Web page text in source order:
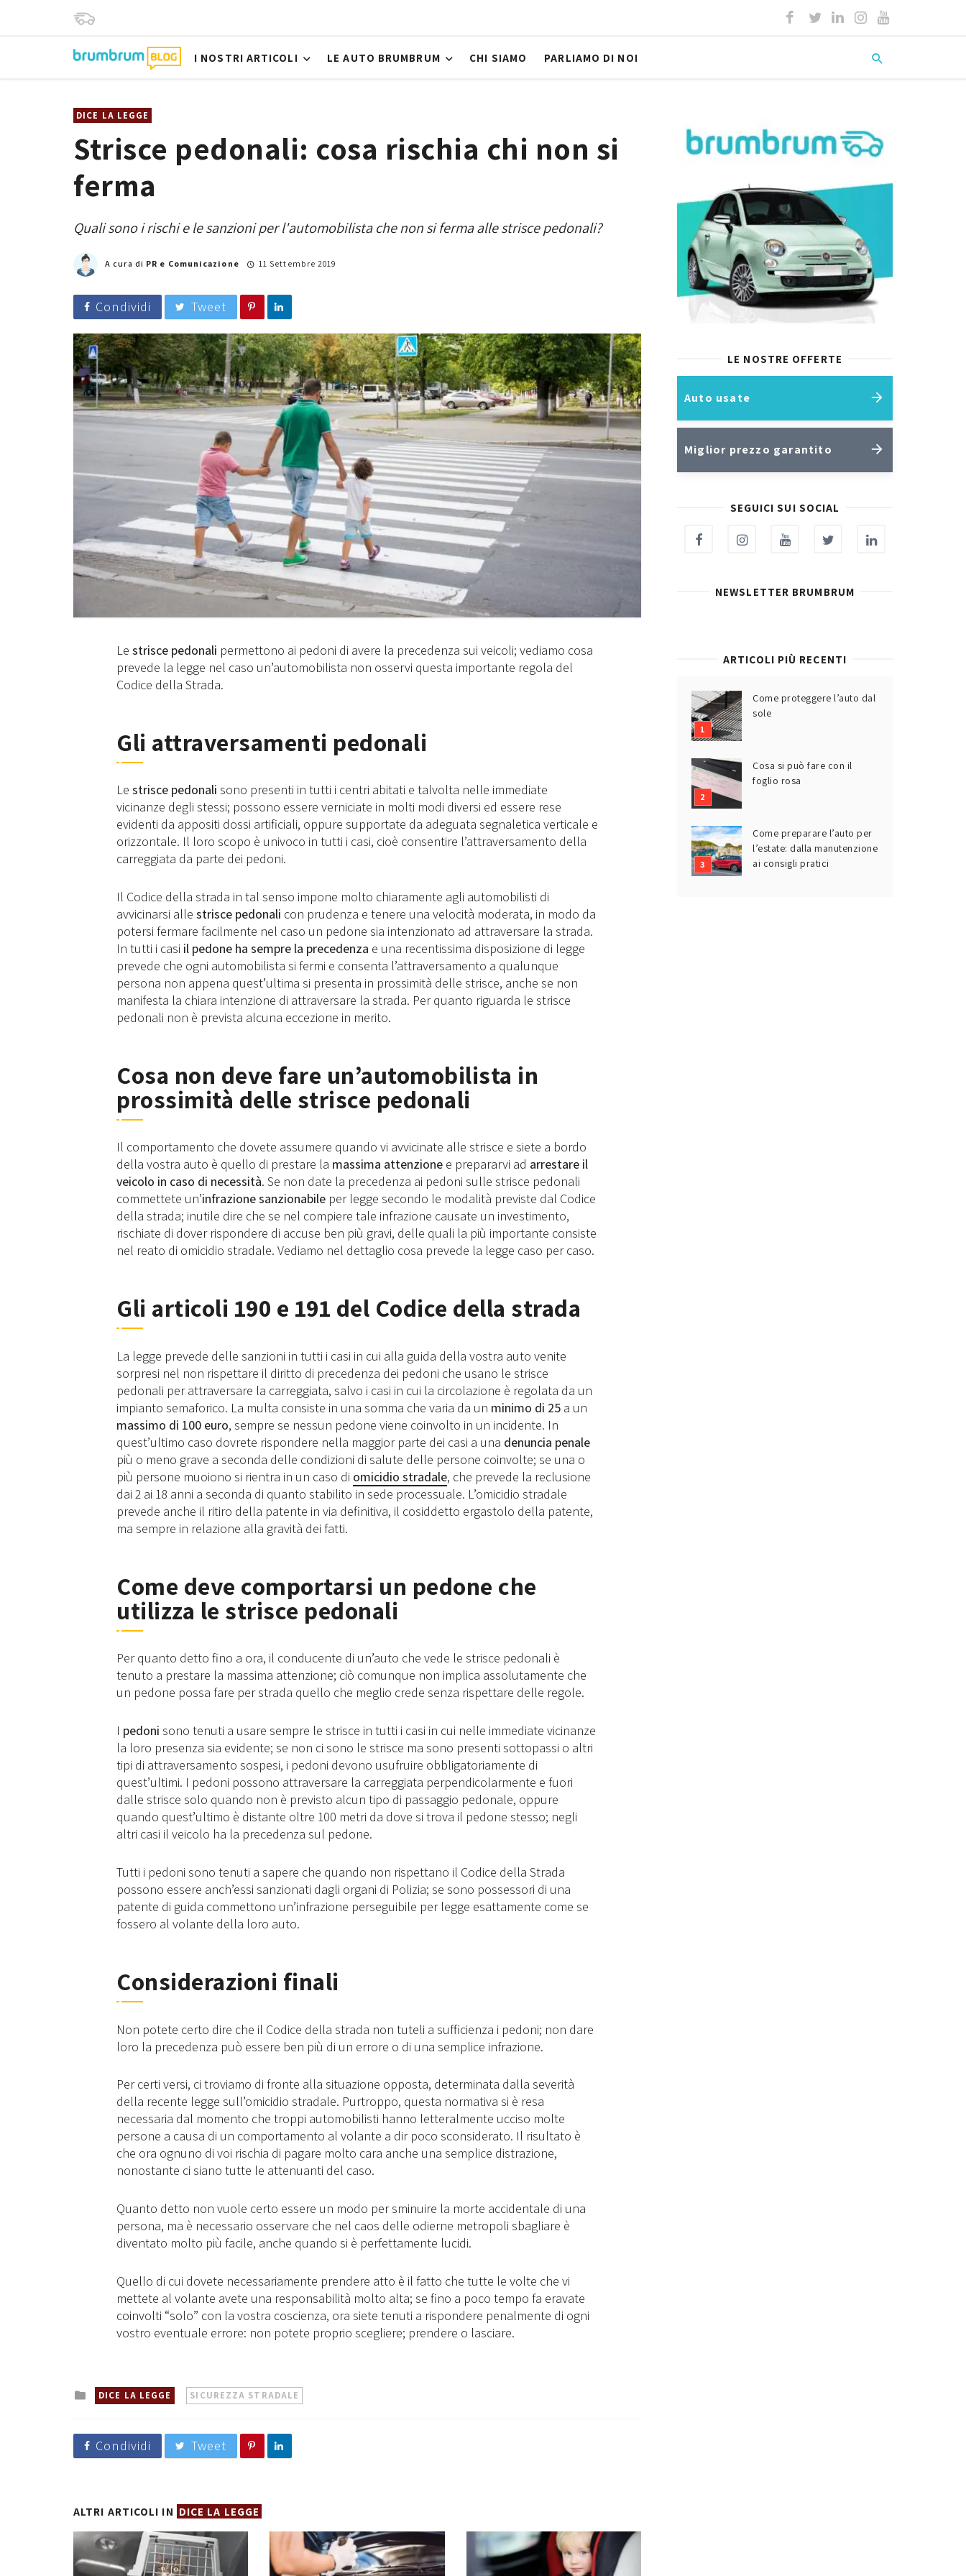
I NOSTRI ARTICOLI LE AUTO BRUMBRUM CHI SIAMO PARLIAMO DI NOI
DICE LA LEGGE
Strisce pedonali: cosa rischia chi non si
ferma
Quali sono i rischi e le sanzioni per l'automobilista che non si ferma alle strisce pedonali?
A cura di PR e Comunicazione 11 Settembre 2019
Condividi Tweet
Le strisce pedonali permettono ai pedoni di avere la precedenza sui veicoli; vediamo cosa
prevede la legge nel caso un’automobilista non osservi questa importante regola del
Codice della Strada.
Gli attraversamenti pedonali
Le strisce pedonali sono presenti in tutti i centri abitati e talvolta nelle immediate
vicinanze degli stessi; possono essere verniciate in molti modi diversi ed essere rese
evidenti da appositi dossi artificiali, oppure supportate da adeguata segnaletica verticale e
orizzontale. Il loro scopo è univoco in tutti i casi, cioè consentire l’attraversamento della
carreggiata da parte dei pedoni.
Il Codice della strada in tal senso impone molto chiaramente agli automobilisti di
avvicinarsi alle strisce pedonali con prudenza e tenere una velocità moderata, in modo da
potersi fermare facilmente nel caso un pedone sia intenzionato ad attraversare la strada.
In tutti i casi il pedone ha sempre la precedenza e una recentissima disposizione di legge
prevede che ogni automobilista si fermi e consenta l’attraversamento a qualunque
persona non appena quest’ultima si presenta in prossimità delle strisce, anche se non
manifesta la chiara intenzione di attraversare la strada. Per quanto riguarda le strisce
pedonali non è prevista alcuna eccezione in merito.
Cosa non deve fare un’automobilista in
prossimità delle strisce pedonali
Il comportamento che dovete assumere quando vi avvicinate alle strisce e siete a bordo
della vostra auto è quello di prestare la massima attenzione e prepararvi ad arrestare il
veicolo in caso di necessità. Se non date la precedenza ai pedoni sulle strisce pedonali
commettete un’infrazione sanzionabile per legge secondo le modalità previste dal Codice
della strada; inutile dire che se nel compiere tale infrazione causate un investimento,
rischiate di dover rispondere di accuse ben più gravi, delle quali la più importante consiste
nel reato di omicidio stradale. Vediamo nel dettaglio cosa prevede la legge caso per caso.
Gli articoli 190 e 191 del Codice della strada
La legge prevede delle sanzioni in tutti i casi in cui alla guida della vostra auto venite
sorpresi nel non rispettare il diritto di precedenza dei pedoni che usano le strisce
pedonali per attraversare la carreggiata, salvo i casi in cui la circolazione è regolata da un
impianto semaforico. La multa consiste in una somma che varia da un minimo di 25 a un
massimo di 100 euro, sempre se nessun pedone viene coinvolto in un incidente. In
quest’ultimo caso dovrete rispondere nella maggior parte dei casi a una denuncia penale
più o meno grave a seconda delle condizioni di salute delle persone coinvolte; se una o
più persone muoiono si rientra in un caso di omicidio stradale, che prevede la reclusione
dai 2 ai 18 anni a seconda di quanto stabilito in sede processuale. L’omicidio stradale
prevede anche il ritiro della patente in via definitiva, il cosiddetto ergastolo della patente,
ma sempre in relazione alla gravità dei fatti.
Come deve comportarsi un pedone che
utilizza le strisce pedonali
Per quanto detto fino a ora, il conducente di un’auto che vede le strisce pedonali è
tenuto a prestare la massima attenzione; ciò comunque non implica assolutamente che
un pedone possa fare per strada quello che meglio crede senza rispettare delle regole.
I pedoni sono tenuti a usare sempre le strisce in tutti i casi in cui nelle immediate vicinanze
la loro presenza sia evidente; se non ci sono le strisce ma sono presenti sottopassi o altri
tipi di attraversamento sospesi, i pedoni devono usufruire obbligatoriamente di
quest’ultimi. I pedoni possono attraversare la carreggiata perpendicolarmente e fuori
dalle strisce solo quando non è previsto alcun tipo di passaggio pedonale, oppure
quando quest’ultimo è distante oltre 100 metri da dove si trova il pedone stesso; negli
altri casi il veicolo ha la precedenza sul pedone.
Tutti i pedoni sono tenuti a sapere che quando non rispettano il Codice della Strada
possono essere anch’essi sanzionati dagli organi di Polizia; se sono possessori di una
patente di guida commettono un’infrazione perseguibile per legge esattamente come se
fossero al volante della loro auto.
Considerazioni finali
Non potete certo dire che il Codice della strada non tuteli a sufficienza i pedoni; non dare
loro la precedenza può essere ben più di un errore o di una semplice infrazione.
Per certi versi, ci troviamo di fronte alla situazione opposta, determinata dalla severità
della recente legge sull’omicidio stradale. Purtroppo, questa normativa si è resa
necessaria dal momento che troppi automobilisti hanno letteralmente ucciso molte
persone a causa di un comportamento al volante a dir poco sconsiderato. Il risultato è
che ora ognuno di voi rischia di pagare molto cara anche una semplice distrazione,
nonostante ci siano tutte le attenuanti del caso.
Quanto detto non vuole certo essere un modo per sminuire la morte accidentale di una
persona, ma è necessario osservare che nel caos delle odierne metropoli sbagliare è
diventato molto più facile, anche quando si è perfettamente lucidi.
Quello di cui dovete necessariamente prendere atto è il fatto che tutte le volte che vi
mettete al volante avete una responsabilità molto alta; se fino a poco tempo fa eravate
coinvolti “solo” con la vostra coscienza, ora siete tenuti a rispondere penalmente di ogni
vostro eventuale errore: non potete proprio scegliere; prendere o lasciare.
Posted
DICE LA LEGGE SICUREZZA STRADALE
Condividi Tweet
ALTRI ARTICOLI IN DICE LA LEGGE
LE NOSTRE OFFERTE
Auto usate
Miglior prezzo garantito
SEGUICI SUI SOCIAL
NEWSLETTER BRUMBRUM
ARTICOLI PIÙ RECENTI
Come proteggere l’auto dal
sole
Cosa si può fare con il
foglio rosa
Come preparare l’auto per
l’estate: dalla manutenzione
ai consigli pratici